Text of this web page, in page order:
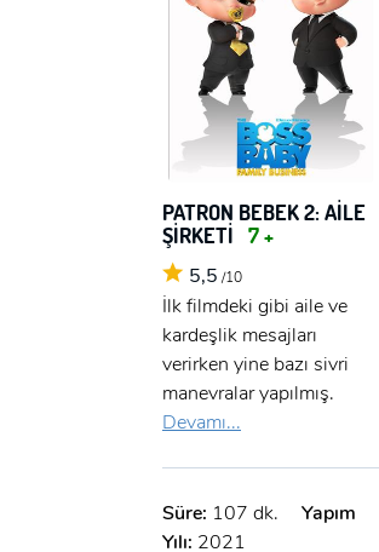
PATRON BEBEK 2: AİLE
ŞİRKETİ 7 +
5,5 /10
İlk filmdeki gibi aile ve
kardeşlik mesajları
verirken yine bazı sivri
manevralar yapılmış.
Devamı...
Süre: 107 dk.
Yapım
Yılı: 2021